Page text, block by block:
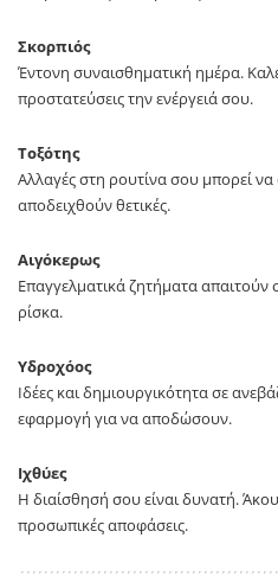
Σκορπιός
Έντονη συναισθηματική ημέρα.
προστατεύσεις την ενέργειά σου.
Τοξότης
Αλλαγές στη ρουτίνα σου μπορεί
αποδειχθούν θετικές.
Αιγόκερως
Επαγγελματικά ζητήματα
ρίσκα.
Υδροχόος
Ιδέες και δημιουργικότητα σε
εφαρμογή για να αποδώσουν.
Ιχθύες
Η διαίσθησή σου είναι δυνατή.
προσωπικές αποφάσεις.